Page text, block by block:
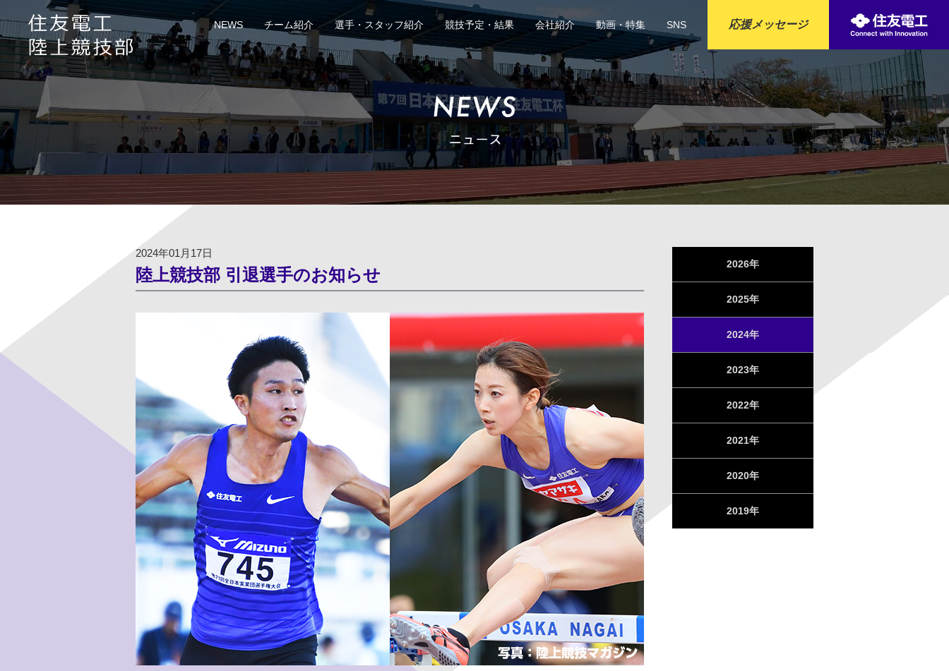
NEWS チーム紹介 選手・スタッフ紹介 競技予定・結果 会社紹介 動画・特集 SNS 応援メッセージ
2024年01月17日
陸上競技部 引退選手のお知らせ
2026年
2025年
2024年
2023年
2022年
2021年
2020年
2019年
応援メッセージは、Webサイト情報で公開させていただくことがございます。
個人情報の記載は避けていただきますようお願いいたします。
公開の際、当社の判断で個人情報に当たる記載内容を一部編集させていただく場合がございます。
公開の有無に関わらず、お送りいただきました応援メッセージはすべて拝見しております。